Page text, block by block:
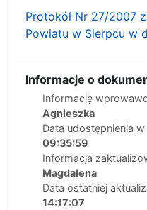
Protokół Nr 27/2007
Powiatu w Sierpcu w
Informacje o
Informację
Agnieszka
Data udostępnienia w
09:35:59
Informacja
Magdalena
Data ostatniej
14:17:07